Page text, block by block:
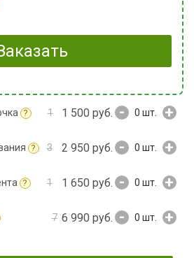
?
1
1 500 руб. - 0 шт. +
?
3
2 950 руб. - 0 шт. +
?
1
1 650 руб. - 0 шт. +
7 6 990 руб. - 0 шт. +